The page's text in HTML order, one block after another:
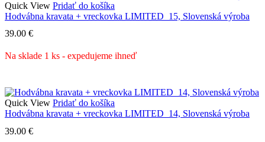
Quick View Pridať do košíka
Hodvábna kravata + vreckovka LIMITED_15, Slovenská výroba
39.00 €
Na sklade 1 ks - expedujeme ihneď
Quick View Pridať do košíka
Hodvábna kravata + vreckovka LIMITED_14, Slovenská výroba
39.00 €